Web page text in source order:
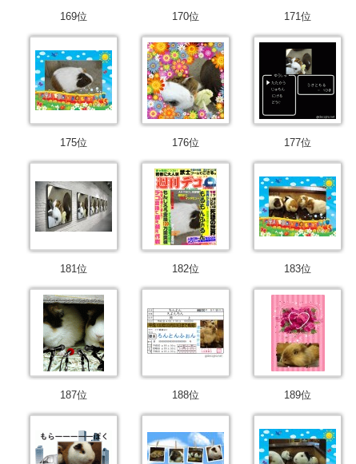
169位 170位 171位
175位 176位 177位
181位 182位 183位
187位 188位 189位